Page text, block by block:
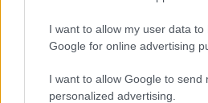
I want to allow my user data to
Google for online advertising
I want to allow Google to send
personalized advertising.